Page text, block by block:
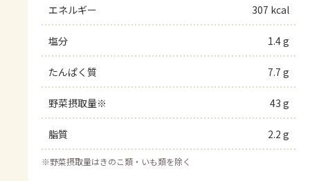
エネルギー 307 kcal
塩分 1.4 g
たんぱく質 7.7 g
野菜摂取量※ 43 g
脂質 2.2 g
※野菜摂取量はきのこ類・いも類を除く